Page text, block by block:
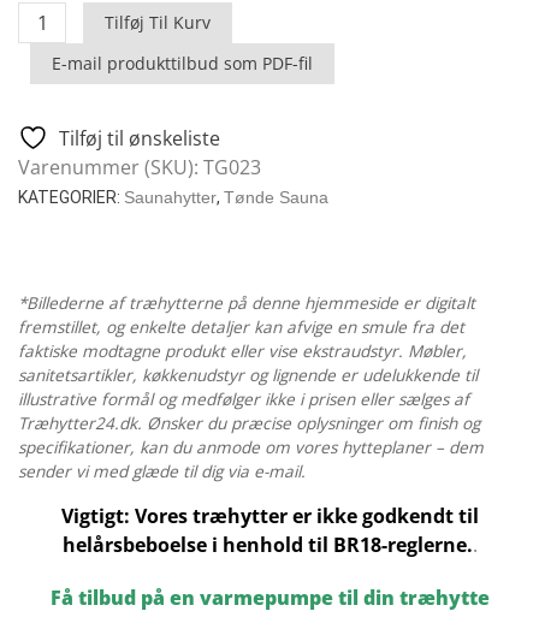
Everest
Mini
Med
Forrum
/
M
antal
Tilføj Til Kurv
E-mail produkttilbud som PDF-fil
Tilføj til ønskeliste
Varenummer (SKU): TG023
KATEGORIER: Saunahytter, Tønde Sauna
*Billederne af træhytterne på denne hjemmeside er digitalt
fremstillet, og enkelte detaljer kan afvige en smule fra det
faktiske modtagne produkt eller vise ekstraudstyr. Møbler,
sanitetsartikler, køkkenudstyr og lignende er udelukkende til
illustrative formål og medfølger ikke i prisen eller sælges af
Træhytter24.dk. Ønsker du præcise oplysninger om finish og
specifikationer, kan du anmode om vores hytteplaner – dem
sender vi med glæde til dig via e-mail.
Vigtigt: Vores træhytter er ikke godkendt til
helårsbeboelse i henhold til BR18-reglerne..
Få tilbud på en varmepumpe til din træhytte